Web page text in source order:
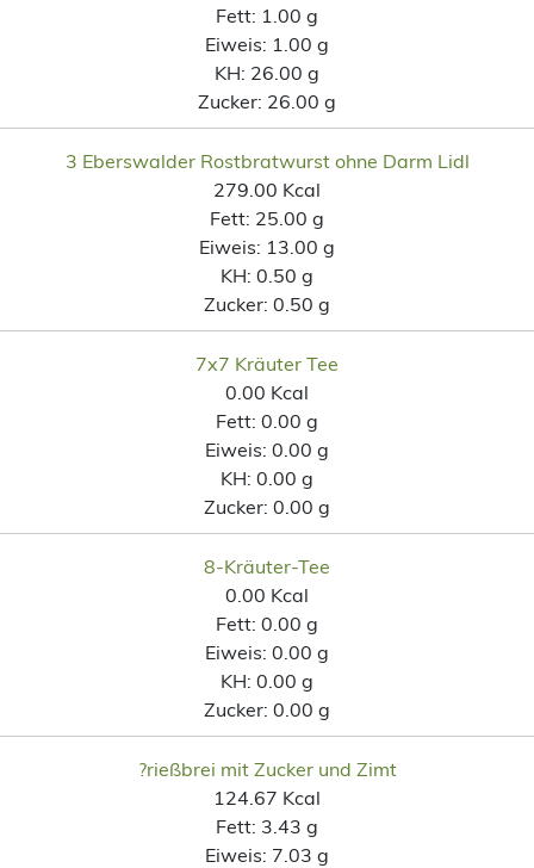
Fett: 1.00 g
Eiweis: 1.00 g
KH: 26.00 g
Zucker: 26.00 g
3 Eberswalder Rostbratwurst ohne Darm Lidl
279.00 Kcal
Fett: 25.00 g
Eiweis: 13.00 g
KH: 0.50 g
Zucker: 0.50 g
7x7 Kräuter Tee
0.00 Kcal
Fett: 0.00 g
Eiweis: 0.00 g
KH: 0.00 g
Zucker: 0.00 g
8-Kräuter-Tee
0.00 Kcal
Fett: 0.00 g
Eiweis: 0.00 g
KH: 0.00 g
Zucker: 0.00 g
?rießbrei mit Zucker und Zimt
124.67 Kcal
Fett: 3.43 g
Eiweis: 7.03 g